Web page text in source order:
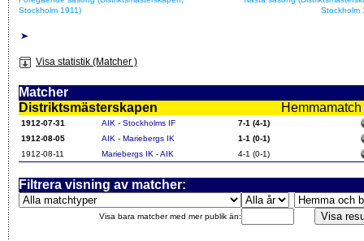
Stockholm 1911)
Stockholm
Visa statistik (Matcher )
Matcher
Distriktsmästerskapen
1912-07-31 AIK - Stockholms IF
7-1 (4-1)
1912-08-05
AIK - Mariebergs IK
1-1 (0-1)
1912-08-11
Mariebergs IK - AIK 4-1 (0-1)
Filtrera visning av matcher:
Visa bara matcher med mer publik än: